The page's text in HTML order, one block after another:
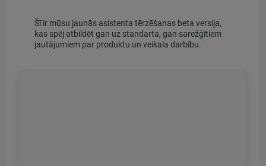
Šī ir mūsu jaunās asistenta tērzēšanas beta versija,
kas spēj atbildēt gan uz standarta, gan sarežģītiem
jautājumiem par produktu un veikala darbību.